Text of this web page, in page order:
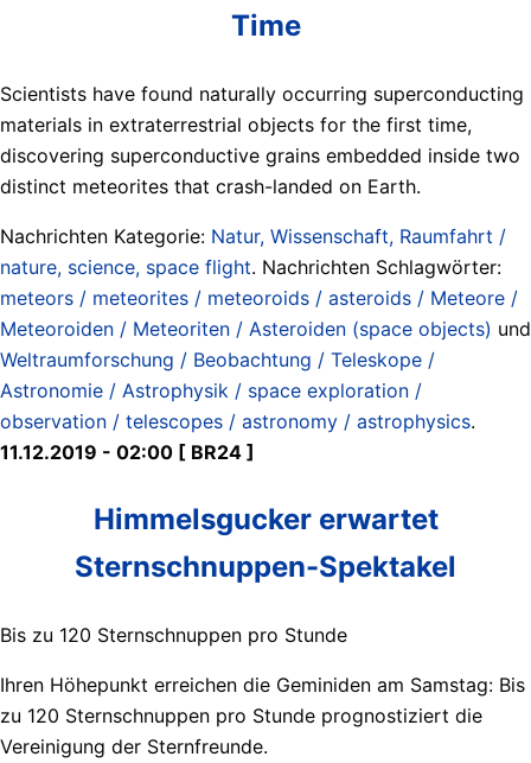
Time
Scientists have found naturally occurring superconducting
materials in extraterrestrial objects for the first time,
discovering superconductive grains embedded inside two
distinct meteorites that crash-landed on Earth.
Nachrichten Kategorie: Natur, Wissenschaft, Raumfahrt /
nature, science, space flight. Nachrichten Schlagwörter:
meteors / meteorites / meteoroids / asteroids / Meteore /
Meteoroiden / Meteoriten / Asteroiden (space objects) und
Weltraumforschung / Beobachtung / Teleskope /
Astronomie / Astrophysik / space exploration /
observation / telescopes / astronomy / astrophysics.
11.12.2019 - 02:00 [ BR24 ]
Himmelsgucker erwartet
Sternschnuppen-Spektakel
Bis zu 120 Sternschnuppen pro Stunde
Ihren Höhepunkt erreichen die Geminiden am Samstag: Bis
zu 120 Sternschnuppen pro Stunde prognostiziert die
Vereinigung der Sternfreunde.